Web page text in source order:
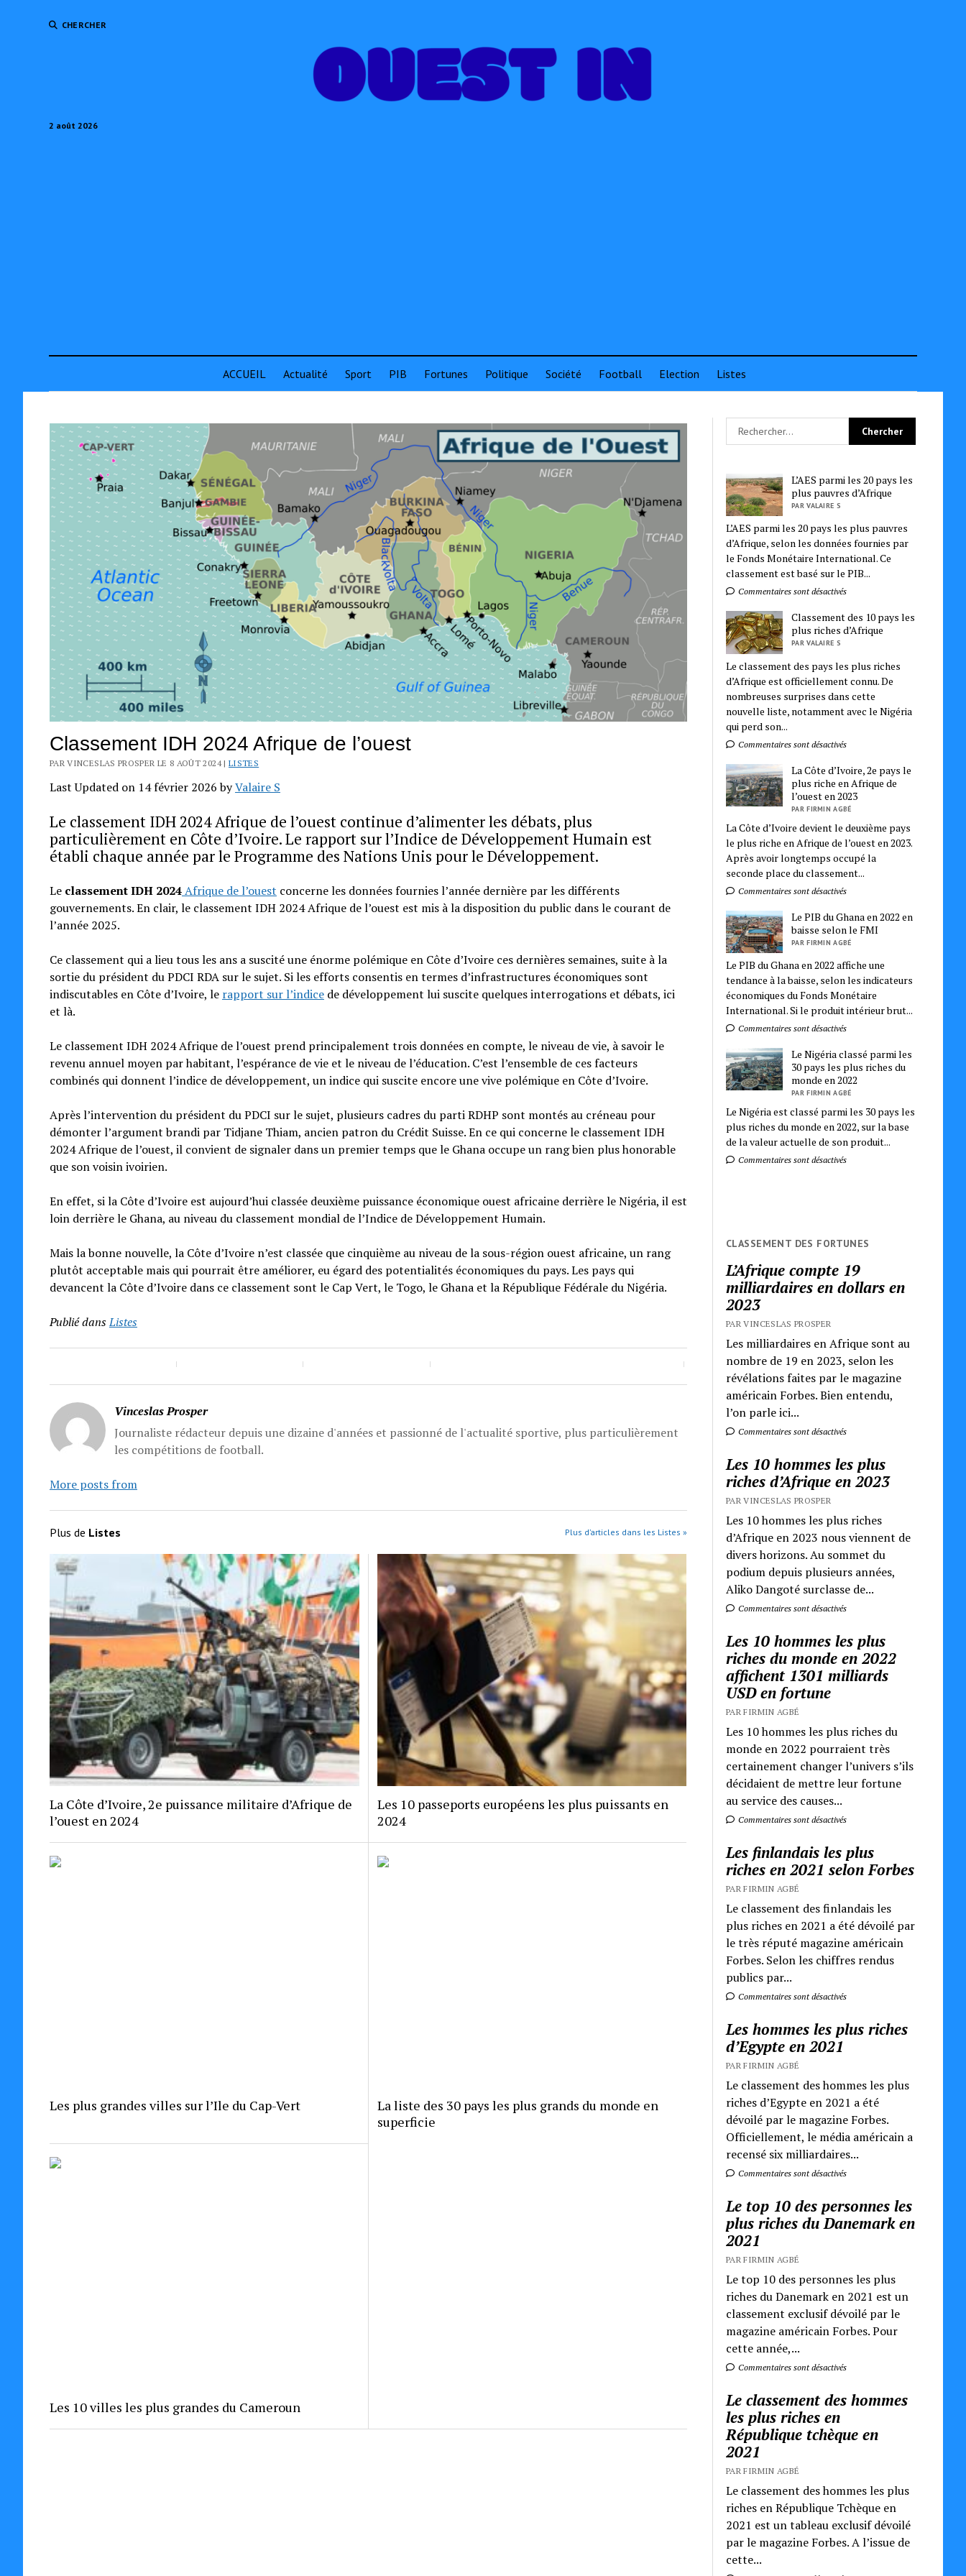
CHERCHER
2 août 2026
ACCUEIL Actualité Sport PIB Fortunes Politique Société Football Election Listes
Classement IDH 2024 Afrique de l’ouest
PAR VINCESLAS PROSPER LE 8 AOÛT 2024 |LISTES
Last Updated on 14 février 2026 byValaire S
Le classement IDH 2024 Afrique de l’ouest continue d’alimenter les débats, plus
particulièrement en Côte d’Ivoire. Le rapport sur l’Indice de Développement Humain est
établi chaque année par le Programme des Nations Unis pour le Développement.
Leclassement IDH 2024Afrique de l’ouest concerne les données fournies l’année dernière par les différents
gouvernements. En clair, le classement IDH 2024 Afrique de l’ouest est mis à la disposition du public dans le courant de
l’année 2025.
Ce classement qui a lieu tous les ans a suscité une énorme polémique en Côte d’Ivoire ces dernières semaines, suite à la
sortie du président du PDCI RDA sur le sujet. Si les efforts consentis en termes d’infrastructures économiques sont
indiscutables en Côte d’Ivoire, le rapport sur l’indicede développement lui suscite quelques interrogations et débats, ici
et là.
Le classement IDH 2024 Afrique de l’ouest prend principalement trois données en compte, le niveau de vie, à savoir le
revenu annuel moyen par habitant, l’espérance de vie et le niveau de l’éducation. C’est l’ensemble de ces facteurs
combinés qui donnent l’indice de développement, un indice qui suscite encore une vive polémique en Côte d’Ivoire.
Après l’intervention du président du PDCI sur le sujet, plusieurs cadres du parti RDHP sont montés au créneau pour
démonter l’argument brandi par Tidjane Thiam, ancien patron du Crédit Suisse. En ce qui concerne le classement IDH
2024 Afrique de l’ouest, il convient de signaler dans un premier temps que le Ghana occupe un rang bien plus honorable
que son voisin ivoirien.
En effet, si la Côte d’Ivoire est aujourd’hui classée deuxième puissance économique ouest africaine derrière le Nigéria, il est
loin derrière le Ghana, au niveau du classement mondial de l’Indice de Développement Humain.
Mais la bonne nouvelle, la Côte d’Ivoire n’est classée que cinquième au niveau de la sous-région ouest africaine, un rang
plutôt acceptable mais qui pourrait être améliorer, eu égard des potentialités économiques du pays. Les pays qui
devancent la Côte d’Ivoire dans ce classement sont le Cap Vert, le Togo, le Ghana et la République Fédérale du Nigéria.
Publié dansListes
Vinceslas Prosper
Journaliste rédacteur depuis une dizaine d'années et passionné de l'actualité sportive, plus particulièrement
les compétitions de football.
More posts from
Plus de Listes Plus d’articles dans les Listes »
La Côte d’Ivoire, 2e puissance militaire d’Afrique de
l’ouest en 2024
Les 10 passeports européens les plus puissants en
2024
Les plus grandes villes sur l’Ile du Cap-Vert
La liste des 30 pays les plus grands du monde en
superficie
Les 10 villes les plus grandes du Cameroun
L’AES parmi les 20 pays les
plus pauvres d’Afrique
PAR VALAIRE S
L’AES parmi les 20 pays les plus pauvres
d’Afrique, selon les données fournies par
le Fonds Monétaire International. Ce
classement est basé sur le PIB...
Commentaires sont désactivés
Classement des 10 pays les
plus riches d’Afrique
PAR VALAIRE S
Le classement des pays les plus riches
d’Afrique est officiellement connu. De
nombreuses surprises dans cette
nouvelle liste, notamment avec le Nigéria
qui perd son...
Commentaires sont désactivés
La Côte d’Ivoire, 2e pays le
plus riche en Afrique de
l’ouest en 2023
PAR FIRMIN AGBÉ
La Côte d’Ivoire devient le deuxième pays
le plus riche en Afrique de l’ouest en 2023.
Après avoir longtemps occupé la
seconde place du classement...
Commentaires sont désactivés
Le PIB du Ghana en 2022 en
baisse selon le FMI
PAR FIRMIN AGBÉ
Le PIB du Ghana en 2022 affiche une
tendance à la baisse, selon les indicateurs
économiques du Fonds Monétaire
International. Si le produit intérieur brut...
Commentaires sont désactivés
Le Nigéria classé parmi les
30 pays les plus riches du
monde en 2022
PAR FIRMIN AGBÉ
Le Nigéria est classé parmi les 30 pays les
plus riches du monde en 2022, sur la base
de la valeur actuelle de son produit...
Commentaires sont désactivés
CLASSEMENT DES FORTUNES
L’Afrique compte 19
milliardaires en dollars en
2023
PAR VINCESLAS PROSPER
Les milliardaires en Afrique sont au
nombre de 19 en 2023, selon les
révélations faites par le magazine
américain Forbes. Bien entendu,
l’on parle ici...
Commentaires sont désactivés
Les 10 hommes les plus
riches d’Afrique en 2023
PAR VINCESLAS PROSPER
Les 10 hommes les plus riches
d’Afrique en 2023 nous viennent de
divers horizons. Au sommet du
podium depuis plusieurs années,
Aliko Dangoté surclasse de...
Commentaires sont désactivés
Les 10 hommes les plus
riches du monde en 2022
affichent 1301 milliards
USD en fortune
PAR FIRMIN AGBÉ
Les 10 hommes les plus riches du
monde en 2022 pourraient très
certainement changer l’univers s’ils
décidaient de mettre leur fortune
au service des causes...
Commentaires sont désactivés
Les finlandais les plus
riches en 2021 selon Forbes
PAR FIRMIN AGBÉ
Le classement des finlandais les
plus riches en 2021 a été dévoilé par
le très réputé magazine américain
Forbes. Selon les chiffres rendus
publics par...
Commentaires sont désactivés
Les hommes les plus riches
d’Egypte en 2021
PAR FIRMIN AGBÉ
Le classement des hommes les plus
riches d’Egypte en 2021 a été
dévoilé par le magazine Forbes.
Officiellement, le média américain a
recensé six milliardaires...
Commentaires sont désactivés
Le top 10 des personnes les
plus riches du Danemark en
2021
PAR FIRMIN AGBÉ
Le top 10 des personnes les plus
riches du Danemark en 2021 est un
classement exclusif dévoilé par le
magazine américain Forbes. Pour
cette année,...
Commentaires sont désactivés
Le classement des hommes
les plus riches en
République tchèque en
2021
PAR FIRMIN AGBÉ
Le classement des hommes les plus
riches en République Tchèque en
2021 est un tableau exclusif dévoilé
par le magazine Forbes. A l’issue de
cette...